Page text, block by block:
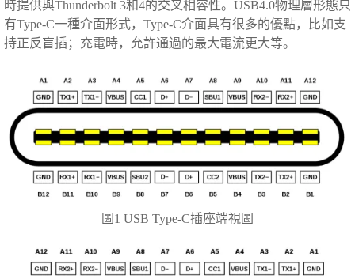
時提供與Thunderbolt 3和4的交叉相容性。USB4.0物理層形態只
有Type-C一種介面形式，Type-C介面具有很多的優點，比如支
持正反盲插；充電時，允許通過的最大電流更大等。
圖1 USB Type-C插座端視圖